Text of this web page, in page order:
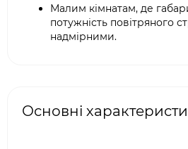
Малим кімнатам, де
потужність повітряного
надмірними.
Основні